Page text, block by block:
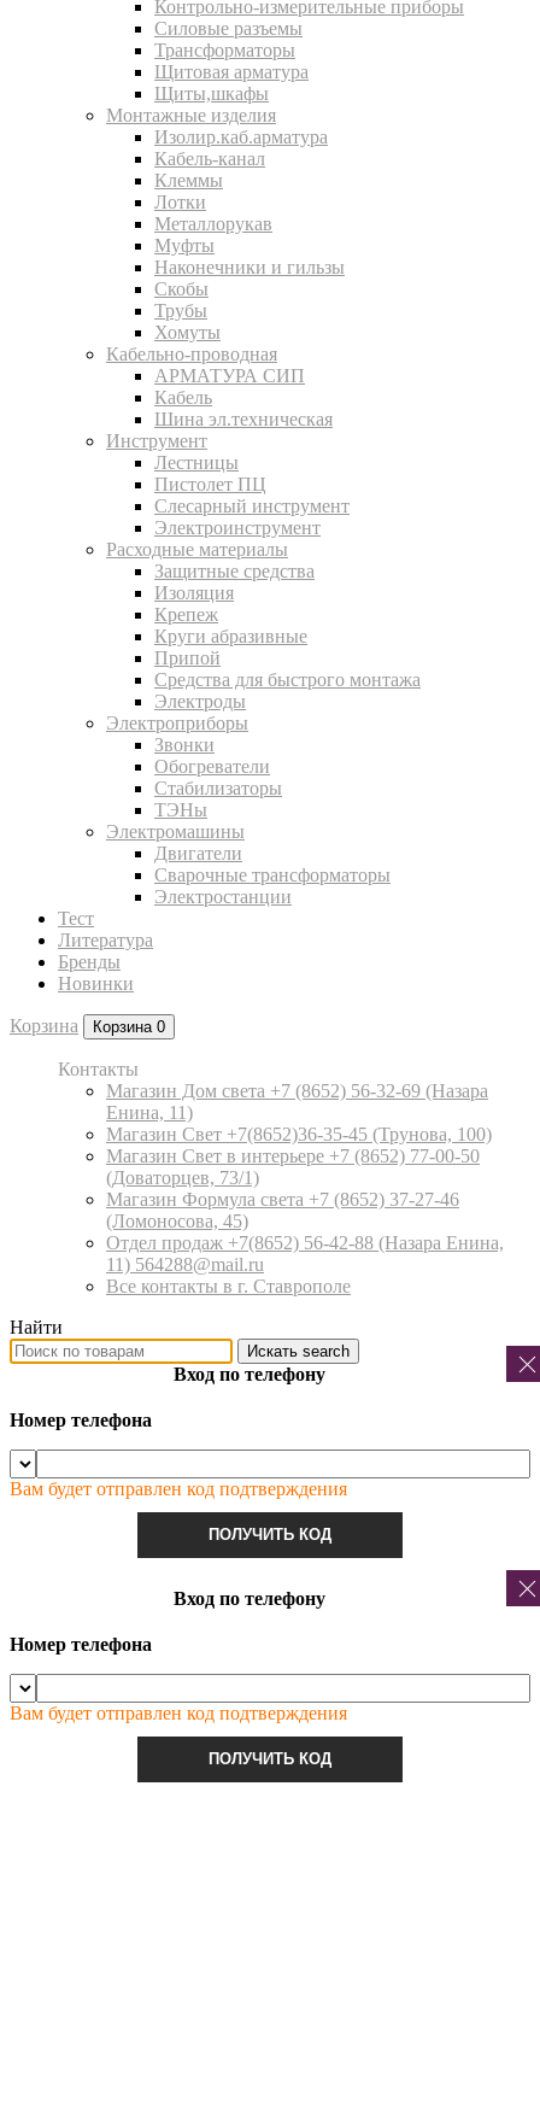
Контрольно-измерительные приборы
Силовые разъемы
Трансформаторы
Щитовая арматура
Щиты,шкафы
Монтажные изделия
Изолир.каб.арматура
Кабель-канал
Клеммы
Лотки
Металлорукав
Муфты
Наконечники и гильзы
Скобы
Трубы
Хомуты
Кабельно-проводная
АРМАТУРА СИП
Кабель
Шина эл.техническая
Инструмент
Лестницы
Пистолет ПЦ
Слесарный инструмент
Электроинструмент
Расходные материалы
Защитные средства
Изоляция
Крепеж
Круги абразивные
Припой
Средства для быстрого монтажа
Электроды
Электроприборы
Звонки
Обогреватели
Стабилизаторы
ТЭНы
Электромашины
Двигатели
Сварочные трансформаторы
Электростанции
Тест
Литература
Бренды
Новинки
Корзина Корзина 0
Контакты
Магазин Дом света +7 (8652) 56-32-69 (Назара
Енина, 11)
Магазин Свет +7(8652)36-35-45 (Трунова, 100)
Магазин Свет в интерьере +7 (8652) 77-00-50
(Доваторцев, 73/1)
Магазин Формула света +7 (8652) 37-27-46
(Ломоносова, 45)
Отдел продаж +7(8652) 56-42-88 (Назара Енина,
11) 564288@mail.ru
Все контакты в г. Ставрополе
Найти
Искать search
Вход по телефону
Номер телефона
Вам будет отправлен код подтверждения
ПОЛУЧИТЬ КОД
Вход по телефону
Номер телефона
Вам будет отправлен код подтверждения
ПОЛУЧИТЬ КОД